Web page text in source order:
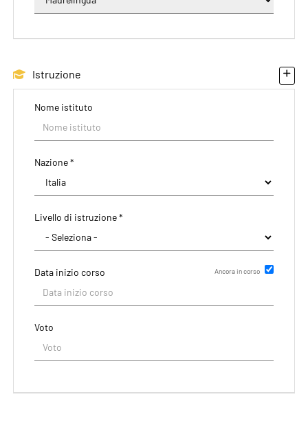
Istruzione
Nome istituto
Nazione *
Livello di istruzione *
Data inizio corso Ancora in corso
Data di rilascio del titolo
Voto